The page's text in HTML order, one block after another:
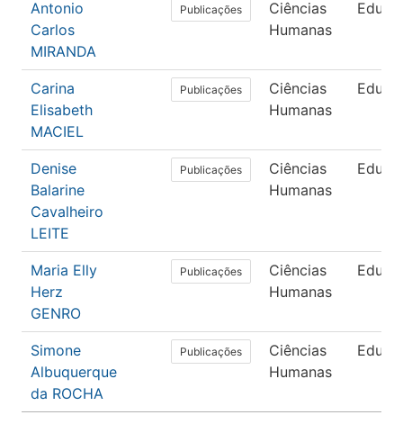
Antonio
Carlos
MIRANDA
Publicações
Ciências
Humanas
Carina
Elisabeth
MACIEL
Publicações
Ciências
Humanas
Denise
Balarine
Cavalheiro
LEITE
Publicações
Ciências
Humanas
Maria Elly
Herz
GENRO
Publicações
Ciências
Humanas
Simone
Albuquerque
da ROCHA
Publicações
Ciências
Humanas